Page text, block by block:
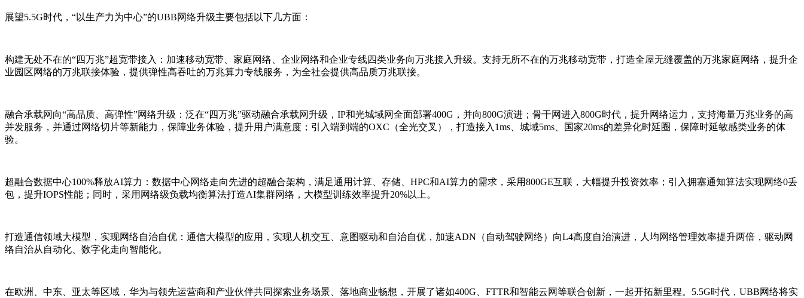
展望5.5G时代，“以生产力为中心”的UBB网络升级主要包括以下几方面：
构建无处不在的“四万兆”超宽带接入：加速移动宽带、家庭网络、企业网络和企业专线四类业务向万兆接入升级。支持无所不在的万兆移动宽带，打造全屋无缝覆盖的万兆家庭网络，提升企
业园区网络的万兆联接体验，提供弹性高吞吐的万兆算力专线服务，为全社会提供高品质万兆联接。
融合承载网向“高品质、高弹性”网络升级：泛在“四万兆”驱动融合承载网升级，IP和光城域网全面部署400G，并向800G演进；骨干网进入800G时代，提升网络运力，支持海量万兆业务的高
并发服务，并通过网络切片等新能力，保障业务体验，提升用户满意度；引入端到端的OXC（全光交叉），打造接入1ms、城域5ms、国家20ms的差异化时延圈，保障时延敏感类业务的体
验。
超融合数据中心100%释放AI算力：数据中心网络走向先进的超融合架构，满足通用计算、存储、HPC和AI算力的需求，采用800GE互联，大幅提升投资效率；引入拥塞通知算法实现网络0丢
包，提升IOPS性能；同时，采用网络级负载均衡算法打造AI集群网络，大模型训练效率提升20%以上。
打造通信领域大模型，实现网络自治自优：通信大模型的应用，实现人机交互、意图驱动和自治自优，加速ADN（自动驾驶网络）向L4高度自治演进，人均网络管理效率提升两倍，驱动网
络自治从自动化、数字化走向智能化。
在欧洲、中东、亚太等区域，华为与领先运营商和产业伙伴共同探索业务场景、落地商业畅想，开展了诸如400G、FTTR和智能云网等联合创新，一起开拓新里程。5.5G时代，UBB网络将实